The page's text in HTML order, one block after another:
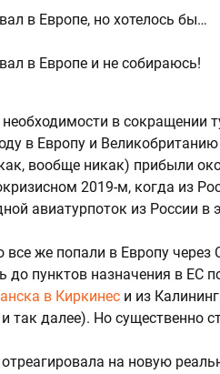
в Европе, но хотелось бы…
в Европе и не собираюсь!
в сокращении
в Европу и
вообще никак) прибыли
2019-м, когда из
авиатурпоток из России в
все же попали в Европу
до пунктов назначения в ЕС
в Киркинес и из
и так далее). Но существенно
на новую